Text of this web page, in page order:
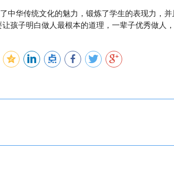
中华传统文化的魅力，锻炼了学生的表现力，
孩子明白做人最根本的道理，一辈子优秀做人